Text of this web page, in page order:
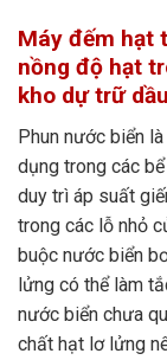
Máy đếm hạt
nồng độ hạt
kho dự trữ dầu
Phun nước biển
dụng trong các
duy trì áp suất
trong các lỗ nhỏ
buộc nước biển
lửng có thể làm
nước biển chưa
chất hạt lơ lửng